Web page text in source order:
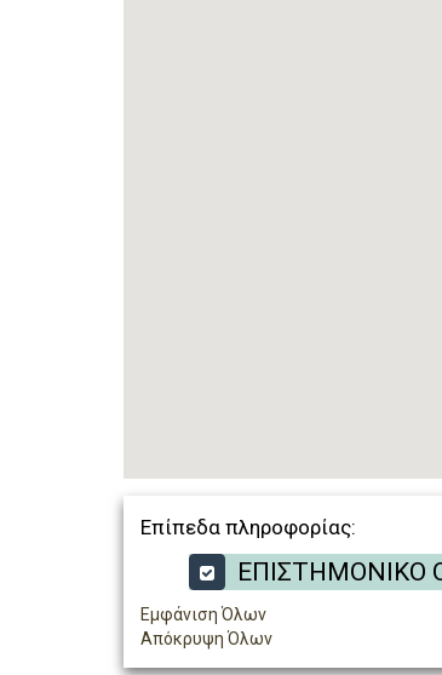
Επίπεδα πληροφορίας:
ΕΠΙΣΤΗΜΟΝΙΚΟ
Εμφάνιση Όλων
Απόκρυψη Όλων